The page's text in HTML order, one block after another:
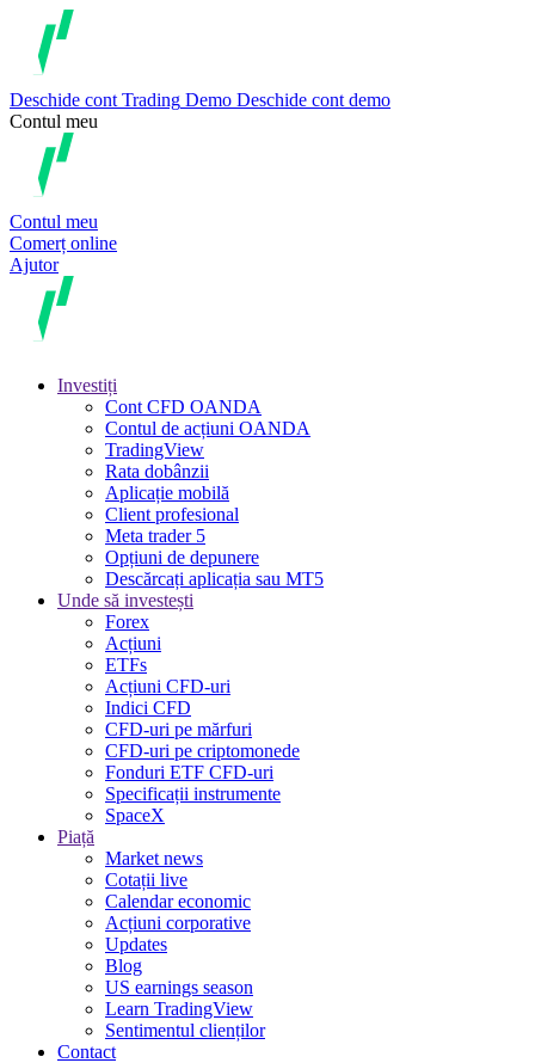
Deschide cont Trading Demo Deschide cont demo
Contul meu
Contul meu
Comerț online
Ajutor
Investiți
Cont CFD OANDA
Contul de acțiuni OANDA
TradingView
Rata dobânzii
Aplicație mobilă
Client profesional
Meta trader 5
Opțiuni de depunere
Descărcați aplicația sau MT5
Unde să investești
Forex
Acțiuni
ETFs
Acțiuni CFD-uri
Indici CFD
CFD-uri pe mărfuri
CFD-uri pe criptomonede
Fonduri ETF CFD-uri
Specificații instrumente
SpaceX
Piață
Market news
Cotații live
Calendar economic
Acțiuni corporative
Updates
Blog
US earnings season
Learn TradingView
Sentimentul clienților
Contact